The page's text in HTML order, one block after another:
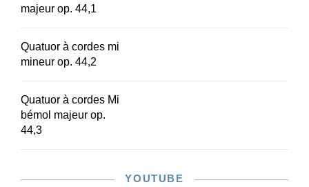
majeur op. 44,1
Quatuor à cordes mi
mineur op. 44,2
Quatuor à cordes Mi
bémol majeur op.
44,3
YOUTUBE